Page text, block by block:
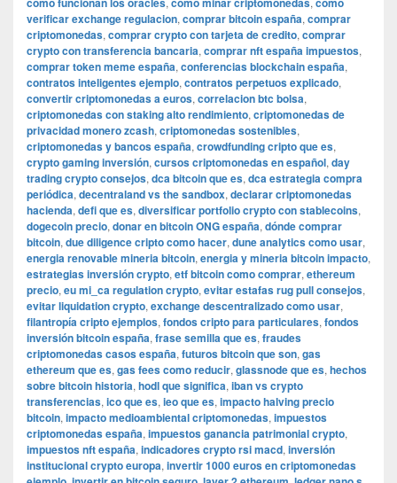
verificar exchange regulacion, comprar bitcoin españa, comprar
criptomonedas, comprar crypto con tarjeta de credito, comprar
crypto con transferencia bancaria, comprar nft españa impuestos,
comprar token meme españa, conferencias blockchain españa,
contratos inteligentes ejemplo, contratos perpetuos explicado,
convertir criptomonedas a euros, correlacion btc bolsa,
criptomonedas con staking alto rendimiento, criptomonedas de
privacidad monero zcash, criptomonedas sostenibles,
criptomonedas y bancos españa, crowdfunding cripto que es,
crypto gaming inversión, cursos criptomonedas en español, day
trading crypto consejos, dca bitcoin que es, dca estrategia compra
periódica, decentraland vs the sandbox, declarar criptomonedas
hacienda, defi que es, diversificar portfolio crypto con stablecoins,
dogecoin precio, donar en bitcoin ONG españa, dónde comprar
bitcoin, due diligence cripto como hacer, dune analytics como usar,
energia renovable mineria bitcoin, energia y mineria bitcoin impacto,
estrategias inversión crypto, etf bitcoin como comprar, ethereum
precio, eu mi_ca regulation crypto, evitar estafas rug pull consejos,
evitar liquidation crypto, exchange descentralizado como usar,
filantropía cripto ejemplos, fondos cripto para particulares, fondos
inversión bitcoin españa, frase semilla que es, fraudes
criptomonedas casos españa, futuros bitcoin que son, gas
ethereum que es, gas fees como reducir, glassnode que es, hechos
sobre bitcoin historia, hodl que significa, iban vs crypto
transferencias, ico que es, ieo que es, impacto halving precio
bitcoin, impacto medioambiental criptomonedas, impuestos
criptomonedas españa, impuestos ganancia patrimonial crypto,
impuestos nft españa, indicadores crypto rsi macd, inversión
institucional crypto europa, invertir 1000 euros en criptomonedas